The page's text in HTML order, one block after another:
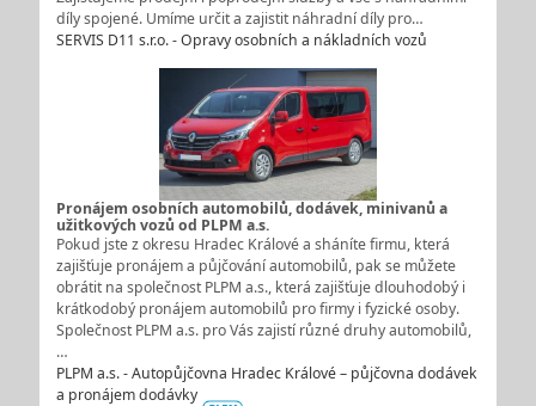
díly spojené. Umíme určit a zajistit náhradní díly pro…
SERVIS D11 s.r.o. - Opravy osobních a nákladních vozů
Pronájem osobních automobilů, dodávek, minivanů a
užitkových vozů od PLPM a.s.
Pokud jste z okresu Hradec Králové a sháníte firmu, která
zajišťuje pronájem a půjčování automobilů, pak se můžete
obrátit na společnost PLPM a.s., která zajišťuje dlouhodobý i
krátkodobý pronájem automobilů pro firmy i fyzické osoby.
Společnost PLPM a.s. pro Vás zajistí různé druhy automobilů,
…
PLPM a.s. - Autopůjčovna Hradec Králové – půjčovna dodávek
a pronájem dodávky